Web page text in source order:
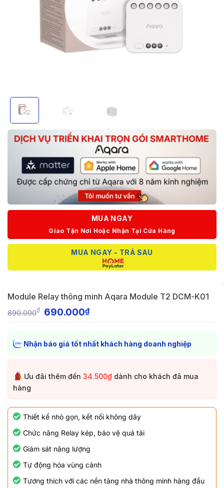
MUA NGAY
Giao Tận Nơi Hoặc Nhận Tại Cửa Hàng
MUA NGAY - TRẢ SAU
Module Relay thông minh Aqara Module T2 DCM-K01
890.000₫ 690.000₫
Nhận báo giá tốt nhất khách hàng doanh nghiệp
Ưu đãi thêm đến 34.500₫ dành cho khách đã mua
hàng
Thiết kế nhỏ gọn, kết nối không dây
Chức năng Relay kép, bảo vệ quá tải
Giám sát năng lượng
Tự động hóa vùng cảnh
Tương thích với các nền tảng nhà thông minh hàng đầu